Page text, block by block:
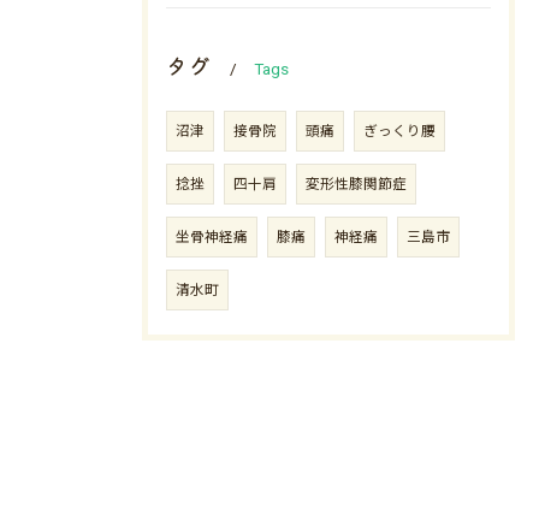
タグ Tags
沼津 接骨院 頭痛 ぎっくり腰
捻挫 四十肩 変形性膝関節症
坐骨神経痛 膝痛 神経痛 三島市
清水町